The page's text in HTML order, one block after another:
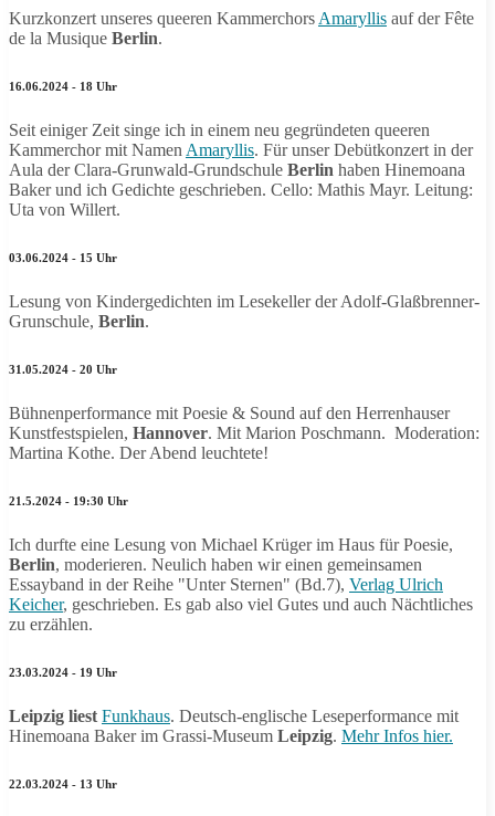
Kurzkonzert unseres queeren Kammerchors Amaryllis auf der Fête
de la Musique Berlin.
16.06.2024 - 18 Uhr
Seit einiger Zeit singe ich in einem neu gegründeten queeren
Kammerchor mit Namen Amaryllis. Für unser Debütkonzert in der
Aula der Clara-Grunwald-Grundschule Berlin haben Hinemoana
Baker und ich Gedichte geschrieben. Cello: Mathis Mayr. Leitung:
Uta von Willert.
03.06.2024 - 15 Uhr
Lesung von Kindergedichten im Lesekeller der Adolf-Glaßbrenner-
Grunschule, Berlin.
31.05.2024 - 20 Uhr
Bühnenperformance mit Poesie & Sound auf den Herrenhauser
Kunstfestspielen, Hannover. Mit Marion Poschmann. Moderation:
Martina Kothe. Der Abend leuchtete!
21.5.2024 - 19:30 Uhr
Ich durfte eine Lesung von Michael Krüger im Haus für Poesie,
Berlin, moderieren. Neulich haben wir einen gemeinsamen
Essayband in der Reihe "Unter Sternen" (Bd.7), Verlag Ulrich
Keicher, geschrieben. Es gab also viel Gutes und auch Nächtliches
zu erzählen.
23.03.2024 - 19 Uhr
Leipzig liest Funkhaus. Deutsch-englische Leseperformance mit
Hinemoana Baker im Grassi-Museum Leipzig. Mehr Infos hier.
22.03.2024 - 13 Uhr